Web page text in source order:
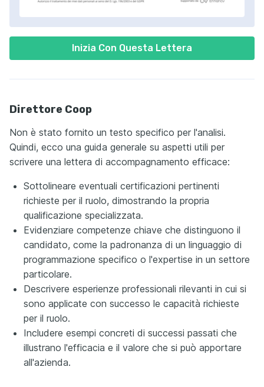
Inizia Con Questa Lettera
Direttore Coop
Non è stato fornito un testo specifico per l'analisi.
Quindi, ecco una guida generale su aspetti utili per
scrivere una lettera di accompagnamento efficace:
Sottolineare eventuali certificazioni pertinenti
richieste per il ruolo, dimostrando la propria
qualificazione specializzata.
Evidenziare competenze chiave che distinguono il
candidato, come la padronanza di un linguaggio di
programmazione specifico o l'expertise in un settore
particolare.
Descrivere esperienze professionali rilevanti in cui si
sono applicate con successo le capacità richieste
per il ruolo.
Includere esempi concreti di successi passati che
illustrano l'efficacia e il valore che si può apportare
all'azienda.